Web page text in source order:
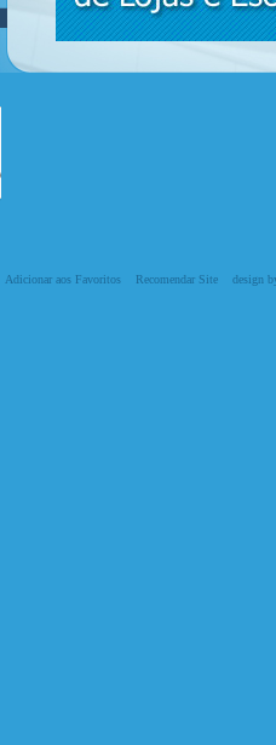
Adicionar aos Favoritos Recomendar Site
design